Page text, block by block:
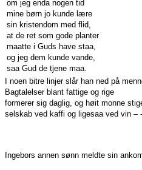
om jeg enda nogen tid
mine børn jo kunde lære
sin kristendom med flid,
at de ret som gode planter
maatte i Guds have staa,
og jeg dem kunde vande,
saa Gud de tjene maa.
I noen bitre linjer slår han ned på
Bagtalelser blant fattige og rige
formerer sig daglig, og høit monne
selskab ved kaffi og ligesaa ved vin –
Ingebors annen sønn meldte sin